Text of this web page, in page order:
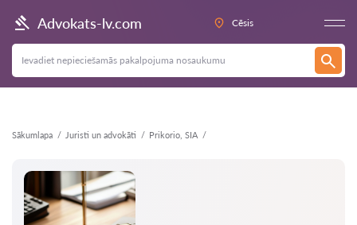
Advokats-lv.com Cēsis
Sākumlapa Juristi un advokāti Prikorio, SIA
Atpakaļ